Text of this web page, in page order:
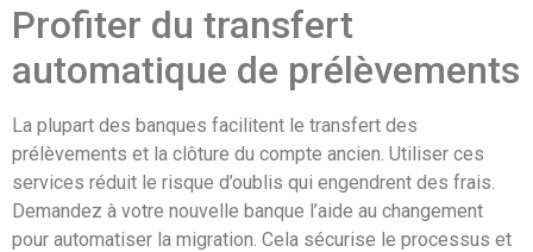
Profiter du transfert
automatique de prélèvements
La plupart des banques facilitent le transfert des
prélèvements et la clôture du compte ancien. Utiliser ces
services réduit le risque d’oublis qui engendrent des frais.
Demandez à votre nouvelle banque l’aide au changement
pour automatiser la migration. Cela sécurise le processus et